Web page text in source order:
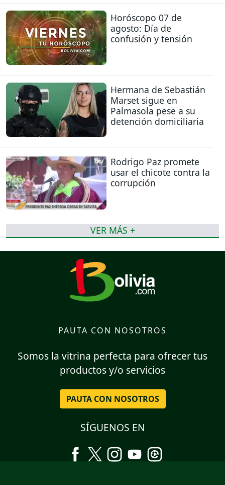
Horóscopo 07 de
agosto: Día de
confusión y tensión
Hermana de Sebastián
Marset sigue en
Palmasola pese a su
detención domiciliaria
Rodrigo Paz promete
usar el chicote contra la
corrupción
VER MÁS +
PAUTA CON NOSOTROS
Somos la vitrina perfecta para ofrecer tus
productos y/o servicios
PAUTA CON NOSOTROS
SÍGUENOS EN